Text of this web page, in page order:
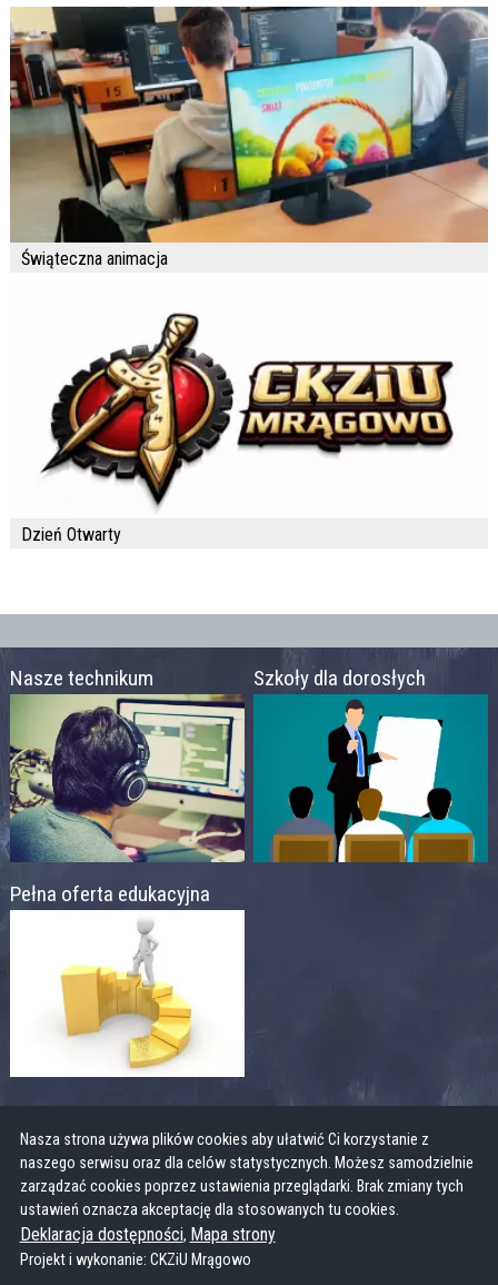
Świąteczna animacja
Dzień Otwarty
Nasze technikum Szkoły dla dorosłych
Pełna oferta edukacyjna
Nasza strona używa plików cookies aby ułatwić Ci korzystanie z
naszego serwisu oraz dla celów statystycznych. Możesz samodzielnie
zarządzać cookies poprzez ustawienia przeglądarki. Brak zmiany tych
ustawień oznacza akceptację dla stosowanych tu cookies.
Deklaracja dostępności, Mapa strony
Projekt i wykonanie: CKZiU Mrągowo